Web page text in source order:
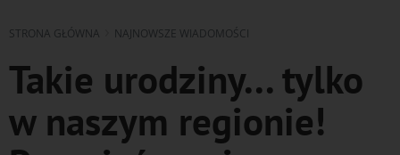
STRONA GŁÓWNA NAJNOWSZE WIADOMOŚCI
Takie urodziny... tylko
w naszym regionie!